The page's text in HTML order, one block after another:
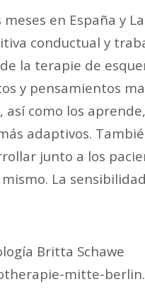
meses en España y
conductual y
la terapie de
y pensamientos
así como los
adaptivos.
junto a los
La
Britta Schawe
mitte-